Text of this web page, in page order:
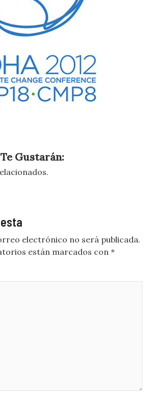
Gustarán:
electrónico no será publicada.
están marcados con *